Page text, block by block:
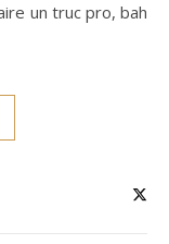
un truc pro, bah